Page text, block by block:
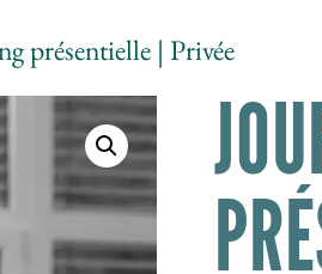
présentielle | Privée